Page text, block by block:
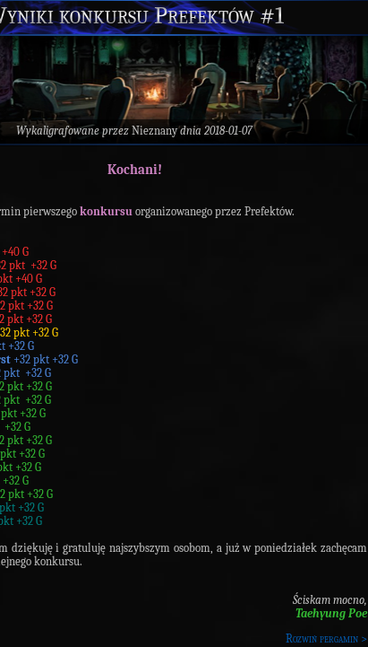
konkursu Prefektów #1
Wykaligrafowane przez Nieznanydnia 2018-01-07
Kochani!
pierwszego konkursu organizowanego przez Prefektów.
G
pkt +32 G
+40 G
pkt +32 G
pkt +32 G
pkt +32 G
pkt +32 G
+32 G
+32 pkt +32 G
pkt +32 G
pkt +32 G
pkt +32 G
+32 G
G
pkt +32 G
+32 G
+32 G
G
pkt +32 G
+32 G
+32 G
dziękuję i gratuluję najszybszym osobom, a już w poniedziałek zachęcam
konkursu.
Ściskam mocno,
Taehyung Poe
Rozwiń pergamin >